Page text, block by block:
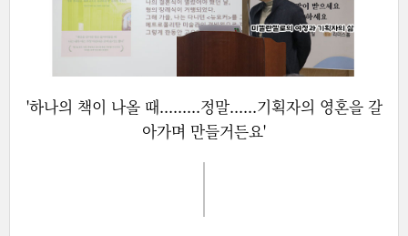
'하나의 책이 나올 때.........정말......기획자의 영혼을 갈
아가며 만들거든요'